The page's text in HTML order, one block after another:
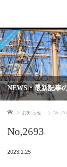
NEWS・最新記事
ホーム お知らせ
No,2693
2023.1.25